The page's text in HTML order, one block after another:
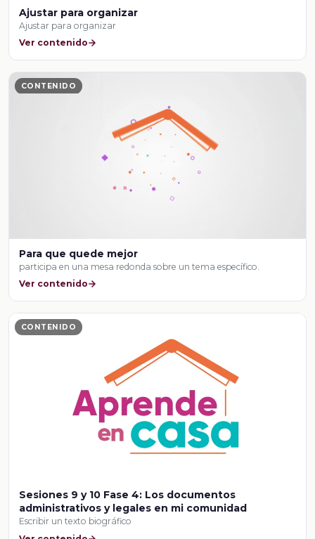
Ajustar para organizar
Ajustar para organizar
Ver contenido
CONTENIDO
Para que quede mejor
participa en una mesa redonda sobre un tema específico.
Ver contenido
CONTENIDO
Sesiones 9 y 10 Fase 4: Los documentos
administrativos y legales en mi comunidad
Escribir un texto biográfico